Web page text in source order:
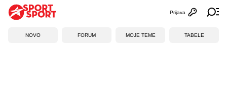
Otvori
Prijava
NOVO FORUM MOJE TEME TABELE